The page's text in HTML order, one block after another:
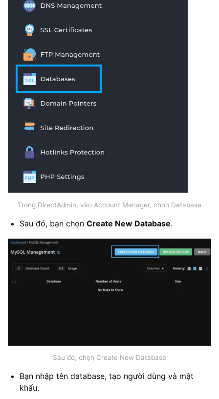
Trong DirectAdmin, vào Account Manager, chọn Database
Sau đó, bạn chọn Create New Database.
Sau đó, chọn Create New Database
Bạn nhập tên database, tạo người dùng và mật
khẩu.